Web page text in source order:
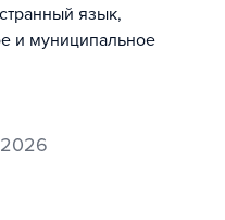
язык,
и муниципальное